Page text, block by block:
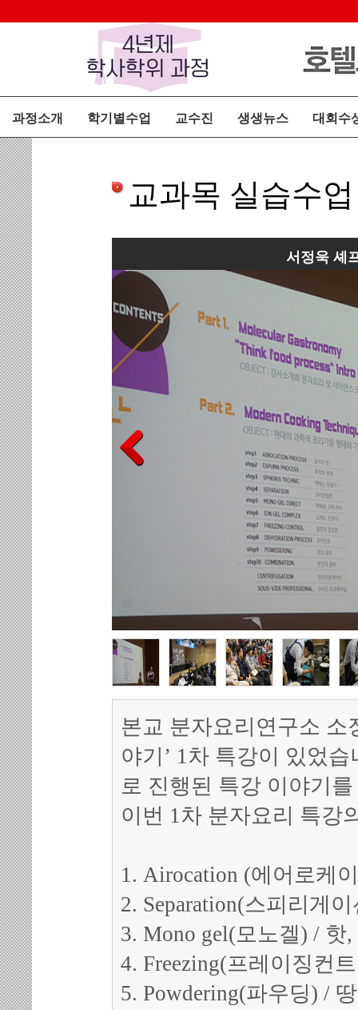
과정소개 학기별수업 교수진 생생뉴스 대회수
교과목 실습수업
서정욱 셰
본교 분자요리연구소 소
야기’ 1차 특강이 있었
로 진행된 특강 이야기
이번 1차 분자요리 특강
1. Airocation (에어로케
2. Separation(스피리게
3. Mono gel(모노겔) / 핫
4. Freezing(프레이징컨
5. Powdering(파우딩) /